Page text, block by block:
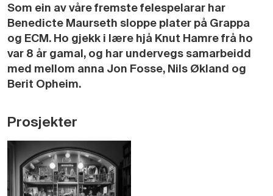
Som ein av våre fremste felespelarar har
Benedicte Maurseth sloppe plater på Grappa
og ECM. Ho gjekk i lære hjå Knut Hamre frå ho
var 8 år gamal, og har undervegs samarbeidd
med mellom anna Jon Fosse, Nils Økland og
Berit Opheim.
Prosjekter